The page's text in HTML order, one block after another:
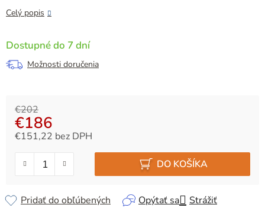
Celý popis
Dostupné do 7 dní
Možnosti doručenia
€202
€186
€151,22 bez DPH
DO KOŠÍKA
Opýtať sa Strážiť
Pridať do obľúbených